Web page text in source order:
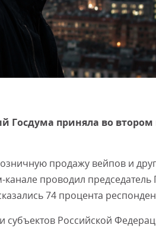
Госдума приняла во втором
продажу вейпов и
канале проводил председатель
74 процента
Российской